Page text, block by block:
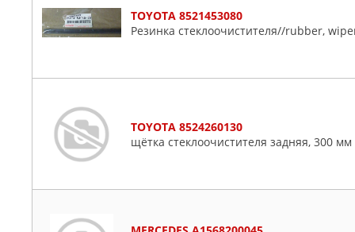
CWORKS
DENSO
EUROREPAR
FENOX
FIAT
GANZ
Honda
Iveco
TOYOTA 8521453080
Резинка стеклоочистителя//rubber,
TOYOTA 8524260130
щётка стеклоочистителя задняя, 300